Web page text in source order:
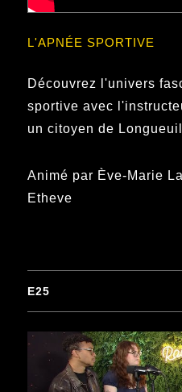
L'APNÉE SPORTIVE
Découvrez l'univers
sportive avec
un citoyen de
Animé par Ève-Marie
Etheve
E25